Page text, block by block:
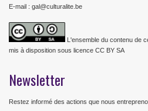
E-mail : gal@culturalite.be
L'ensemble du contenu de
mis à disposition sous licence CC BY SA
Newsletter
Restez informé des actions que nous